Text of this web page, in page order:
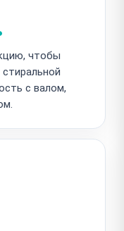
чтобы
с валом,